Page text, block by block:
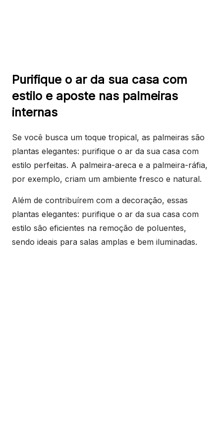
Purifique o ar da sua casa com
estilo e aposte nas palmeiras
internas
Se você busca um toque tropical, as palmeiras são
plantas elegantes: purifique o ar da sua casa com
estilo perfeitas. A palmeira-areca e a palmeira-ráfia,
por exemplo, criam um ambiente fresco e natural.
Além de contribuírem com a decoração, essas
plantas elegantes: purifique o ar da sua casa com
estilo são eficientes na remoção de poluentes,
sendo ideais para salas amplas e bem iluminadas.